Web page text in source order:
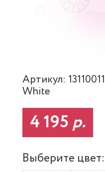
Артикул:
White
4 195 р.
Выберите цвет: